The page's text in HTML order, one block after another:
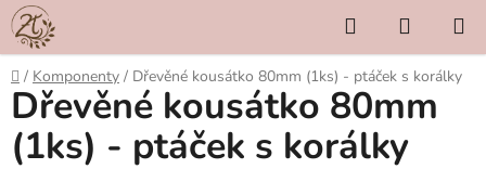
Přejít
na
obsah
Hledat
KOŠÍK
Domů
/ Komponenty / Dřevěné kousátko 80mm (1ks) - ptáček s korálky
Dřevěné kousátko 80mm
(1ks) - ptáček s korálky